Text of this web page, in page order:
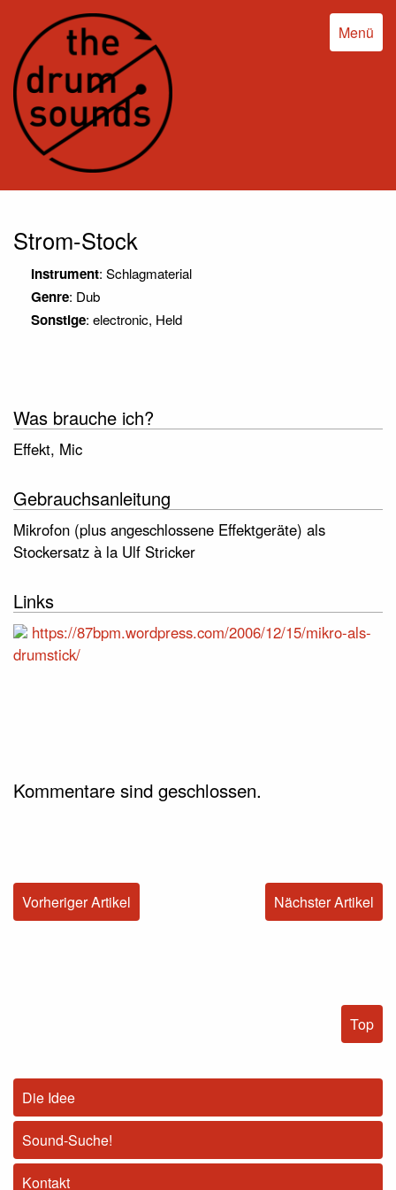
Menü
Strom-Stock
Instrument: Schlagmaterial
Genre: Dub
Sonstige: electronic, Held
Was brauche ich?
Effekt, Mic
Gebrauchsanleitung
Mikrofon (plus angeschlossene Effektgeräte) als
Stockersatz à la Ulf Stricker
Links
https://87bpm.wordpress.com/2006/12/15/mikro-als-
drumstick/
Kommentare sind geschlossen.
Nächster Artikel
Vorheriger Artikel
Top
Die Idee
Sound-Suche!
Kontakt